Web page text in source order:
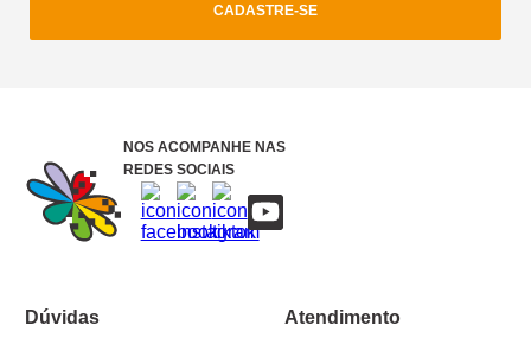
CADASTRE-SE
NOS ACOMPANHE NAS
REDES SOCIAIS
Dúvidas Atendimento